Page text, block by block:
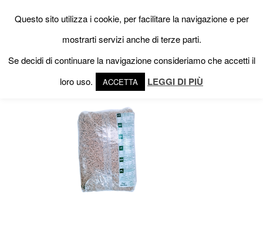
Questo sito utilizza i cookie, per facilitare la navigazione e per
mostrarti servizi anche di terze parti.
Se decidi di continuare la navigazione consideriamo che accetti il
loro uso.
ACCETTA LEGGI DI PIÙ